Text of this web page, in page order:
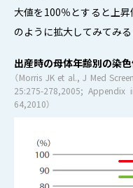
大値を100％とすると上
のように拡大してみてみ
出産時の母体年齢別の染
（Morris JK et al., J Med
25:275-278,2005;
64,2010）